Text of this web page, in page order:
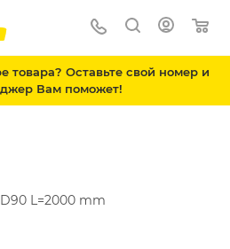
Оставьте свой номер и
Вам поможет!
L=2000 mm